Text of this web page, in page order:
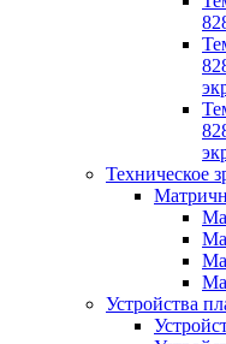
Техническое
Устройства